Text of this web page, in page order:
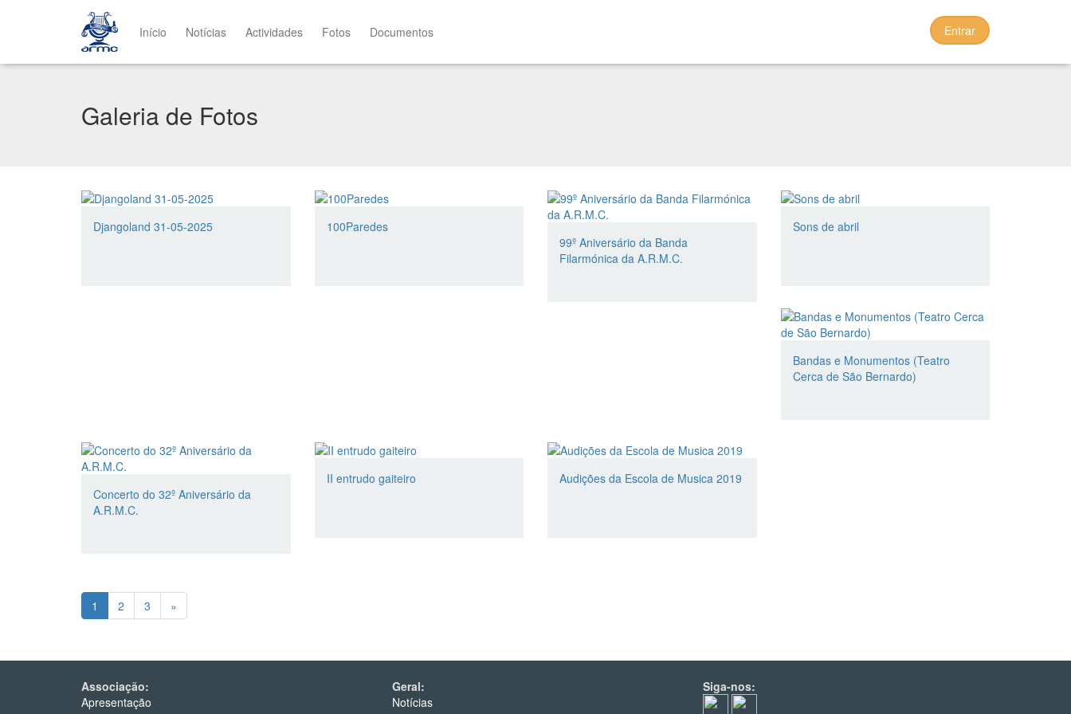
Início Notícias Actividades Fotos Documentos Entrar
Galeria de Fotos
Djangoland 31-05-2025
100Paredes
99º Aniversário da Banda
Filarmónica da A.R.M.C.
Sons de abril
Bandas e Monumentos (Teatro
Cerca de São Bernardo)
Concerto do 32º Aniversário da
A.R.M.C.
II entrudo gaiteiro Audições da Escola de Musica 2019
1 2 3 »
Associação:
Apresentação
Geral:
Notícias
Siga-nos: